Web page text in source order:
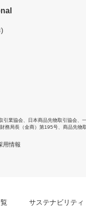
引業協会 日本商品先物取引協会
務局長（金商）第195号、商品先物
用情報
サステナビリティ